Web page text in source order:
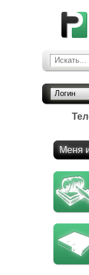
Искать...
Логин
Меня